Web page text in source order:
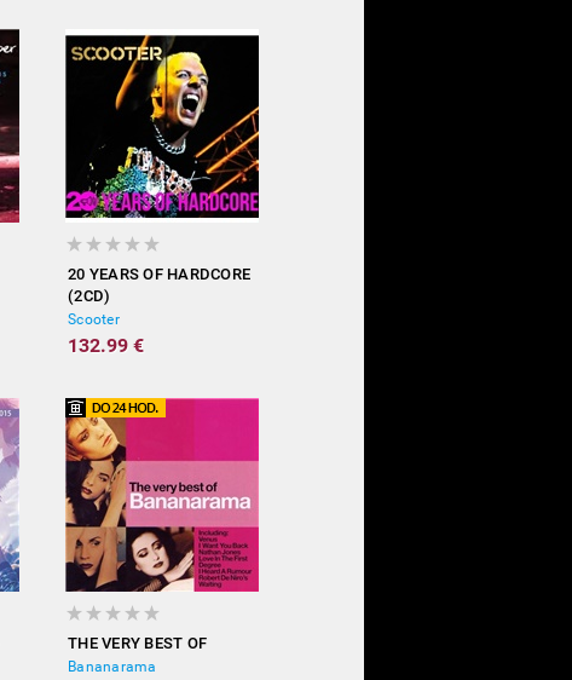
20 YEARS OF HARDCORE
(2CD)
Scooter
132.99 €
THE VERY BEST OF
Bananarama